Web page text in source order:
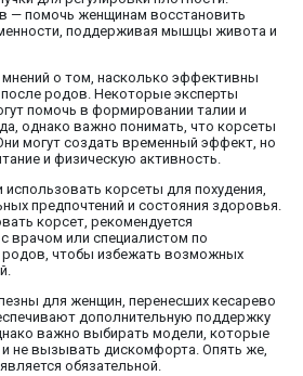
— помочь женщинам восстановить
поддерживая мышцы живота и
о том, насколько эффективны
родов. Некоторые эксперты
помочь в формировании талии и
однако важно понимать, что корсеты
могут создать временный эффект, но
и физическую активность.
корсеты для похудения,
предпочтений и состояния здоровья.
корсет, рекомендуется
врачом или специалистом по
чтобы избежать возможных
для женщин, перенесших кесарево
дополнительную поддержку
важно выбирать модели, которые
не вызывать дискомфорта. Опять же,
обязательной.